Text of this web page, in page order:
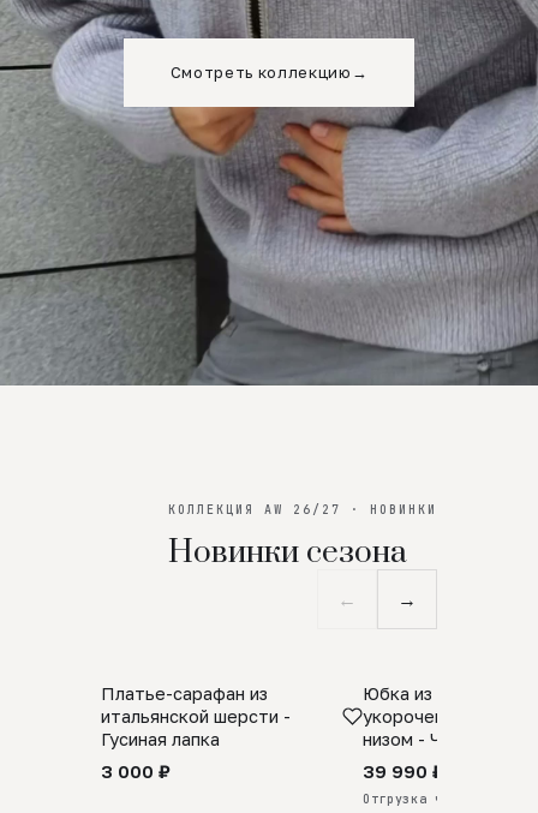
Смотреть коллекцию →
КОЛЛЕКЦИЯ AW 26/27 · НОВИНКИ
Новинки сезона
← →
SALE
Платье-сарафан из
итальянской шерсти -
Гусиная лапка
3 000 ₽
ПРЕДЗАКАЗ
Юбка из
укороченная с
низом - Черный
39 990 ₽
Отгрузка через 25 дней